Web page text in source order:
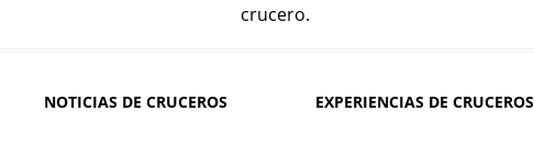
crucero.
NOTICIAS DE CRUCEROS EXPERIENCIAS DE CRUCEROS